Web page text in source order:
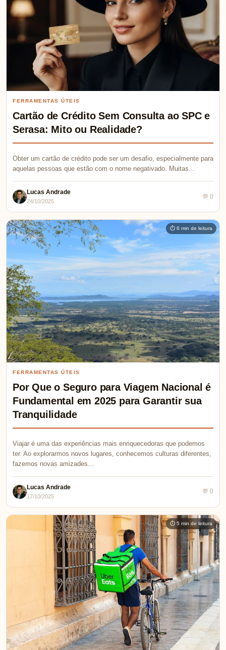
FERRAMENTAS ÚTEIS
Cartão de Crédito Sem Consulta ao SPC e
Serasa: Mito ou Realidade?
Obter um cartão de crédito pode ser um desafio, especialmente para
aquelas pessoas que estão com o nome negativado. Muitas…
Lucas Andrade
24/10/2025
💬 0
⏱ 6 min de leitura
FERRAMENTAS ÚTEIS
Por Que o Seguro para Viagem Nacional é
Fundamental em 2025 para Garantir sua
Tranquilidade
Viajar é uma das experiências mais enriquecedoras que podemos
ter. Ao explorarmos novos lugares, conhecemos culturas diferentes,
fazemos novas amizades…
Lucas Andrade
17/10/2025
💬 0
⏱ 5 min de leitura